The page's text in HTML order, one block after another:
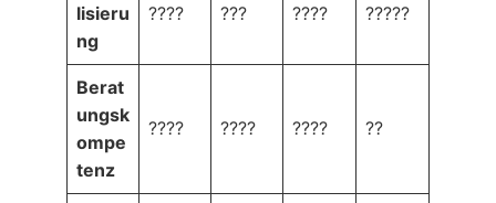
lisieru
ng
???? ??? ???? ?????
Berat
ungsk
ompe
tenz
???? ???? ???? ??